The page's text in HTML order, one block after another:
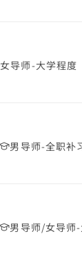
女导师-大学程度
男导师-全职补
男导师/女导师